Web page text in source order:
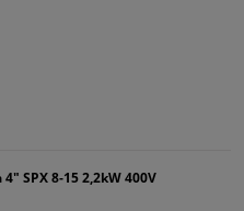
SPX 8‑15 2,2kW 400V